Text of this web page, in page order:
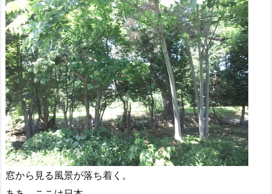
窓から見る風景が落ち着く。